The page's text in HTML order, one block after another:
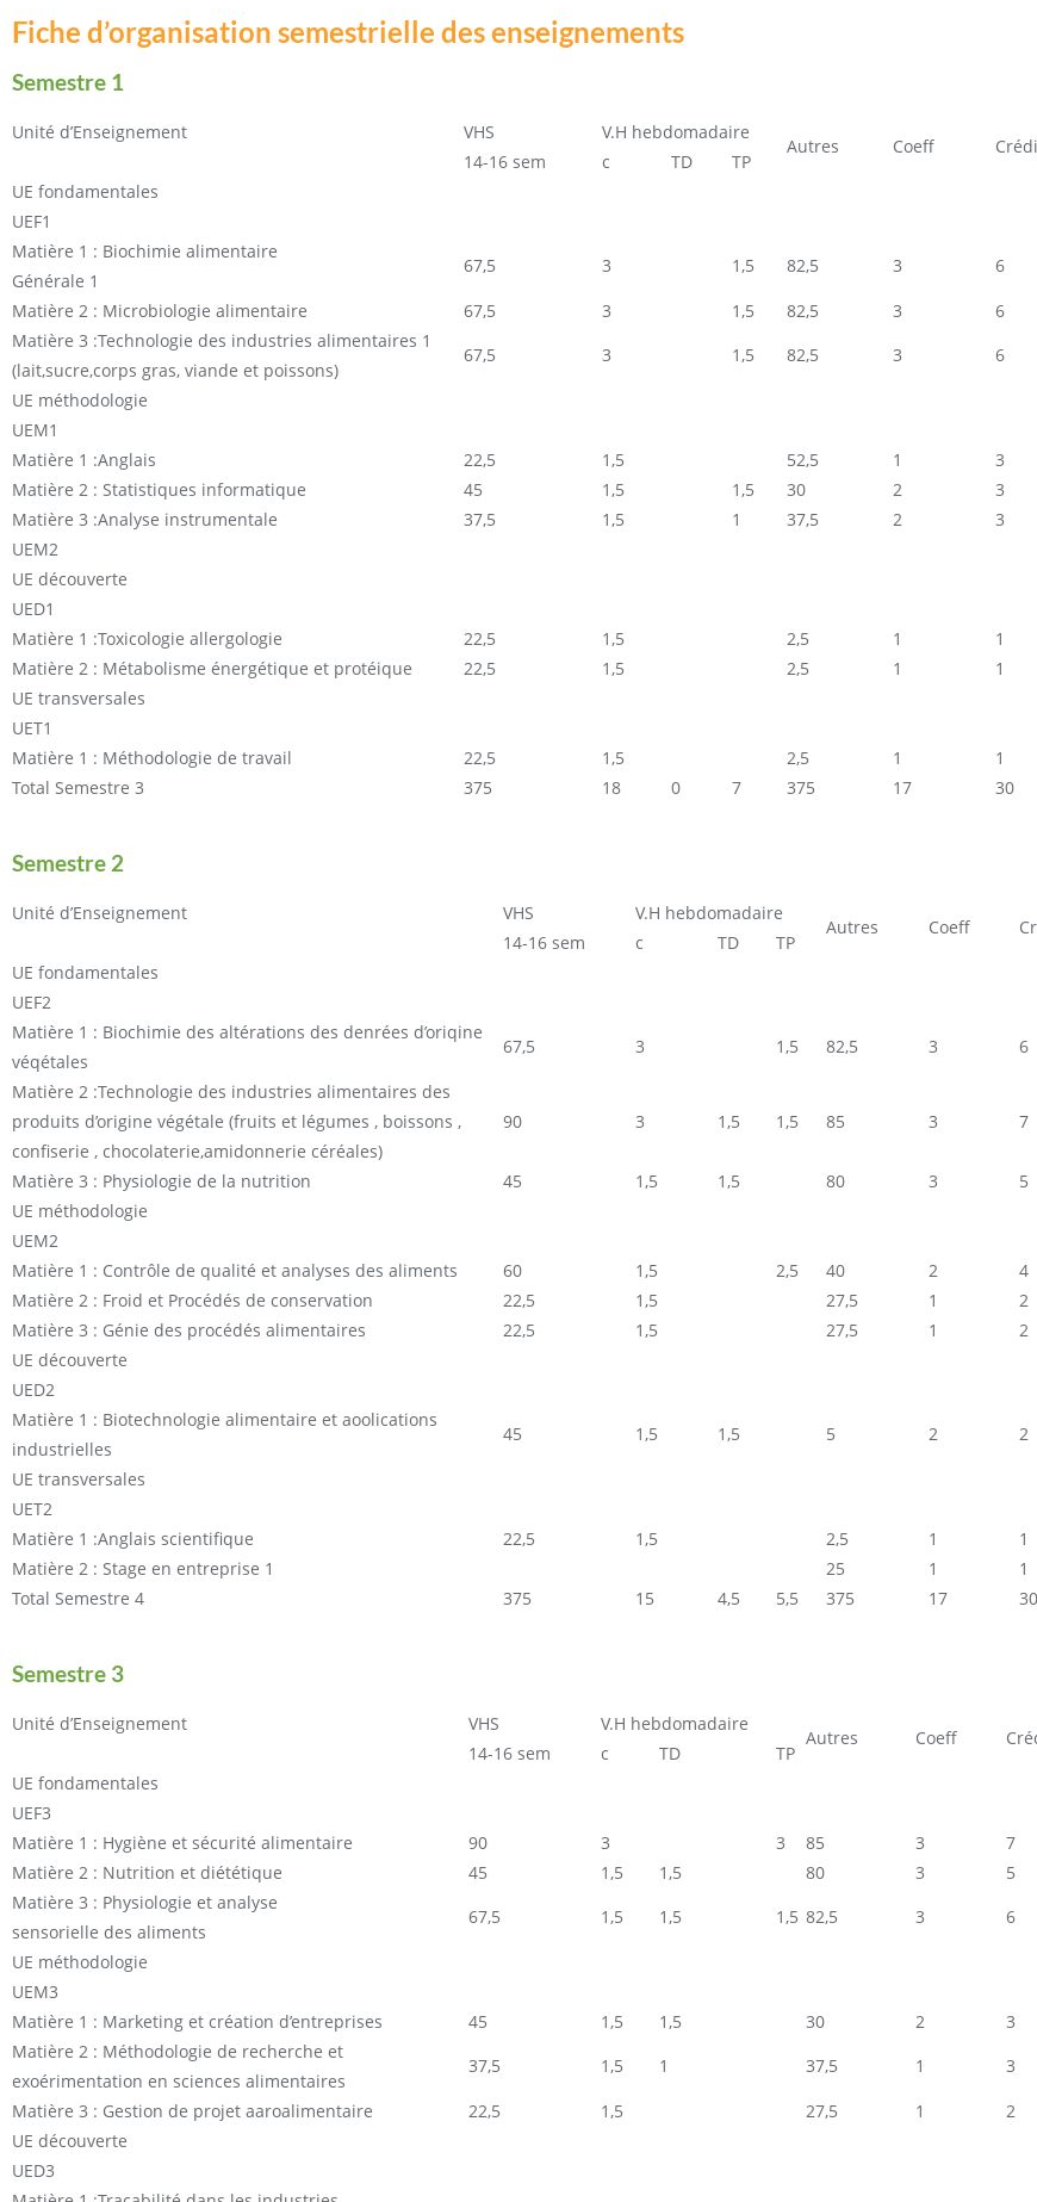
Fiche d’organisation semestrielle des enseignements
Semestre 1
Unité d’Enseignement VHS V.H hebdomadaire
Autres Coeff
14-16 sem
c TD TP
UE fondamentales
UEF1
Matière 1 : Biochimie alimentaire
Générale 1
67,5 3 1,5 82,5 3 6
Matière 2 : Microbiologie alimentaire
67,5 3 1,5 82,5 3 6
Matière 3 :Technologie des industries alimentaires 1
(lait,sucre,corps gras, viande et poissons)
67,5 3 1,5 82,5 3 6
UE méthodologie
UEM1
Matière 1 :Anglais
22,5 1,5 52,5 1 3
Matière 2 : Statistiques informatique
45 1,5 1,5 30 2 3
Matière 3 :Analyse instrumentale
37,5 1,5 1 37,5 2 3
UEM2
UE découverte
UED1
Matière 1 :Toxicologie allergologie
22,5 1,5 2,5 1 1
Matière 2 : Métabolisme énergétique et protéique
22,5 1,5 2,5 1 1
UE transversales
UET1
Matière 1 : Méthodologie de travail
22,5 1,5 2,5 1 1
Total Semestre 3
375 18 0 7 375 17 30
Semestre 2
Unité d’Enseignement VHS V.H hebdomadaire
Autres Coeff
14-16 sem
c TD TP
UE fondamentales
UEF2
Matière 1 : Biochimie des altérations des denrées d’oriqine
véqétales
67,5 3 1,5 82,5 3 6
Matière 2 :Technologie des industries alimentaires des
produits d’origine végétale (fruits et légumes , boissons ,
confiserie , chocolaterie,amidonnerie céréales)
90 3 1,5 1,5 85 3 7
Matière 3 : Physiologie de la nutrition 45 1,5 1,5 80 3 5
UE méthodologie
UEM2
Matière 1 : Contrôle de qualité et analyses des aliments
60 1,5 2,5 40 2 4
Matière 2 : Froid et Procédés de conservation
22,5 1,5 27,5 1 2
Matière 3 : Génie des procédés alimentaires
22,5 1,5 27,5 1 2
UE découverte
UED2
Matière 1 : Biotechnologie alimentaire et aoolications
industrielles
45 1,5 1,5 5 2 2
UE transversales
UET2
Matière 1 :Anglais scientifique
22,5 1,5 2,5 1 1
Matière 2 : Stage en entreprise 1
25 1 1
Total Semestre 4
375 15 4,5 5,5 375 17 30
Semestre 3
Unité d’Enseignement VHS V.H hebdomadaire
Autres Coeff
14-16 sem
c TD TP
UE fondamentales
UEF3
Matière 1 : Hygiène et sécurité alimentaire
90 3 3 85 3 7
Matière 2 : Nutrition et diététique
45 1,5 1,5 80 3 5
Matière 3 : Physiologie et analyse
sensorielle des aliments
67,5 1,5 1,5 1,5 82,5 3 6
UE méthodologie
UEM3
Matière 1 : Marketing et création d’entreprises
45 1,5 1,5 30 2 3
Matière 2 : Méthodologie de recherche et
exoérimentation en sciences alimentaires
37,5 1,5 1 37,5 1 3
Matière 3 : Gestion de projet aaroalimentaire
22,5 1,5 27,5 1 2
UE découverte
UED3